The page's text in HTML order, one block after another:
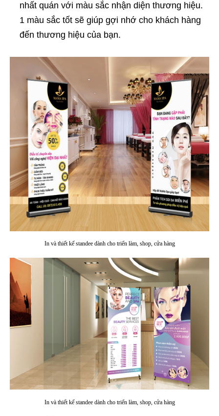
nhất quán với màu sắc nhận diện thương hiệu.
1 màu sắc tốt sẽ giúp gợi nhớ cho khách hàng
đến thương hiệu của bạn.
In và thiết kế standee dành cho triển làm, shop, cửa hàng
In và thiết kế standee dành cho triển làm, shop, cửa hàng